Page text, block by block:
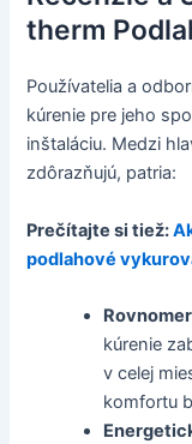
therm
Používatelia a
kúrenie pre jeho
inštaláciu. Medzi
zdôrazňujú, patria:
Prečítajte si tiež:
podlahové
kúrenie
v celej
komfortu